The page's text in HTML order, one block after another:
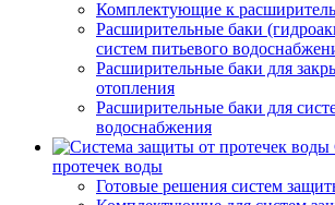
Комплектующие к
Расширительные баки
систем питьевого
Расширительные баки для
отопления
Расширительные баки для
водоснабжения
протечек воды
Готовые решения систем